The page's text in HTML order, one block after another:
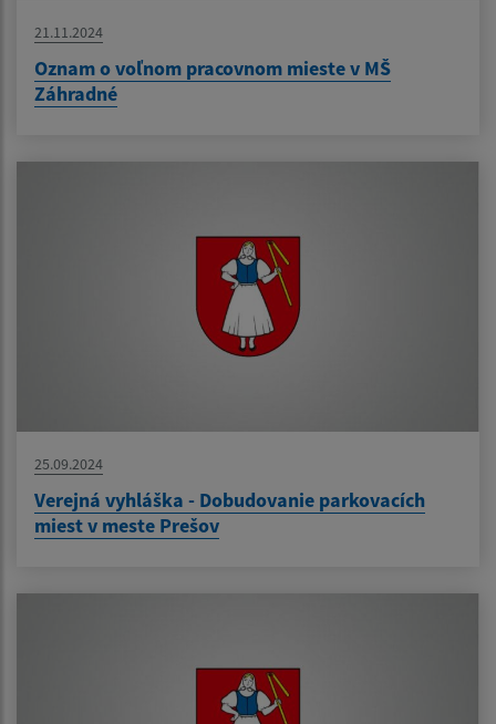
21.11.2024
Oznam o voľnom pracovnom mieste v MŠ
Záhradné
25.09.2024
Verejná vyhláška - Dobudovanie parkovacích
miest v meste Prešov